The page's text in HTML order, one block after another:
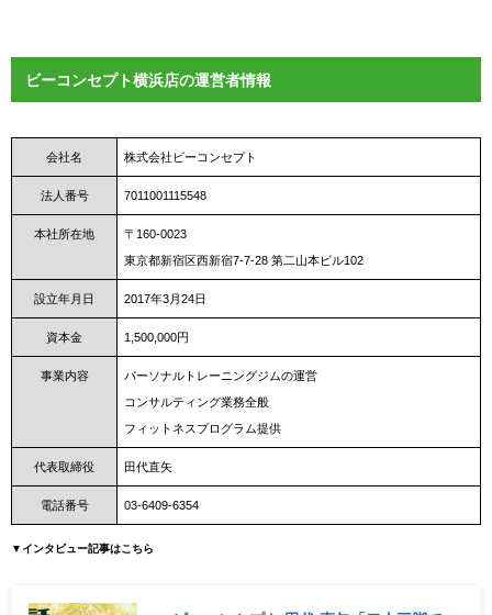
ビーコンセプト横浜店の運営者情報
会社名 株式会社ビーコンセプト
法人番号 7011001115548
本社所在地
〒160-0023
東京都新宿区西新宿7-7-28 第二山本ビル102
設立年月日 2017年3月24日
資本金 1,500,000円
事業内容
パーソナルトレーニングジムの運営
コンサルティング業務全般
フィットネスプログラム提供
代表取締役 田代直矢
電話番号 03-6409-6354
▼インタビュー記事はこちら